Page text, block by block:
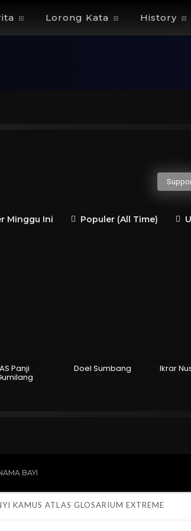
Lorong Kata History
Minggu Ini Populer (All Time)
AS Panji Doel Sumbang Ikrar
BAYI
KAMUS ATLAS GLOSARIUM EXTREME